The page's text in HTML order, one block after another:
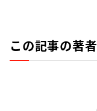
この記事の著者